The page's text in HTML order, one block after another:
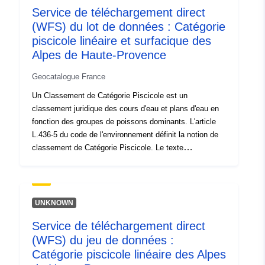
-2eme catégorie: toutes les autres eaux soumises aux
dispositions de l'arrêté. Les notions de public/prive et de
pèche autorisée ou non n'entrent pas en ligne de compte
dans ce découpage. Ce découpage ne concerne pas
non plus les eaux closes ou les piscicultures. AP 2007-
2924 DU 11/12/2007.
Service de téléchargement direct
(WFS) du lot de données : Catégorie
piscicole linéaire et surfacique des
Alpes de Haute-Provence
Geocatalogue France
Un Classement de Catégorie Piscicole est un
classement juridique des cours d'eau et plans d'eau en
fonction des groupes de poissons dominants. L'article
L.436-5 du code de l'environnement définit la notion de
classement de Catégorie Piscicole. Le texte
-1ere catégorie: eaux principalement peuplées de truites,
ainsi que ceux où il paraît désirable d'assurer une
-2eme catégorie: toutes les autres eaux soumises aux
dispositions de l'arrêté. Les notions de public/prive et de
pèche autorisée ou non n'entrent pas en ligne de compte
UNKNOWN
Service de téléchargement direct
(WFS) du jeu de données :
Catégorie piscicole linéaire des Alpes